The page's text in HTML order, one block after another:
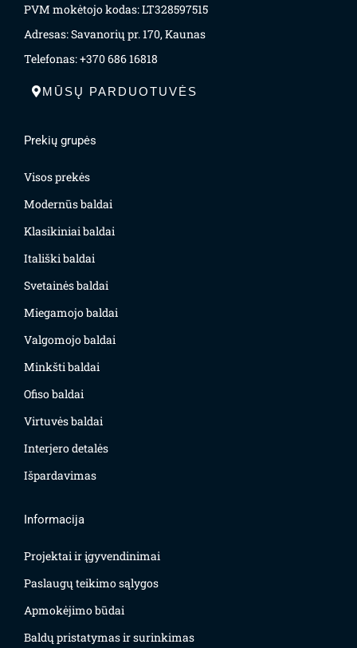
PVM mokėtojo kodas: LT328597515
Adresas: Savanorių pr. 170, Kaunas
Telefonas: +370 686 16818
MŪSŲ PARDUOTUVĖS
Prekių grupės
Visos prekės
Modernūs baldai
Klasikiniai baldai
Itališki baldai
Svetainės baldai
Miegamojo baldai
Valgomojo baldai
Minkšti baldai
Ofiso baldai
Virtuvės baldai
Interjero detalės
Išpardavimas
Informacija
Projektai ir įgyvendinimai
Paslaugų teikimo sąlygos
Apmokėjimo būdai
Baldų pristatymas ir surinkimas